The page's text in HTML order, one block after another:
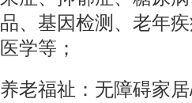
品、基因检测、老年
医学等；
养老福祉：无障碍家